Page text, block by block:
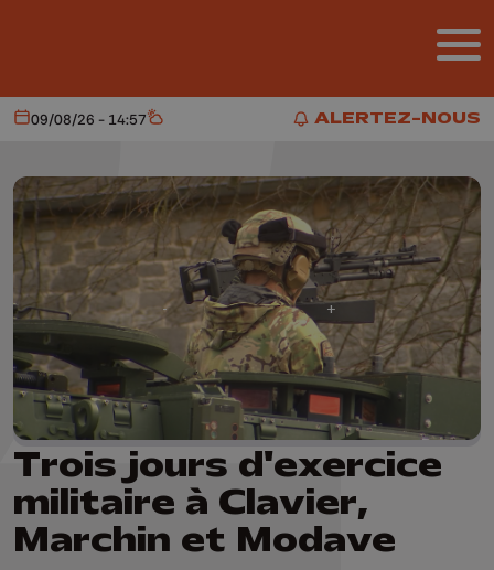
ALERTEZ-NOUS
ALERTEZ-NOUS
Aujourd'hui
09/08/26 - 14:57 Météo
Trois jours d'exercice
militaire à Clavier,
Marchin et Modave